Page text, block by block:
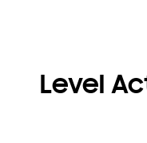
Level